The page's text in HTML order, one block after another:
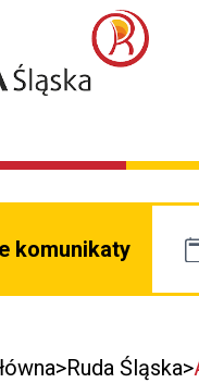
komunikaty
Ruda Śląska